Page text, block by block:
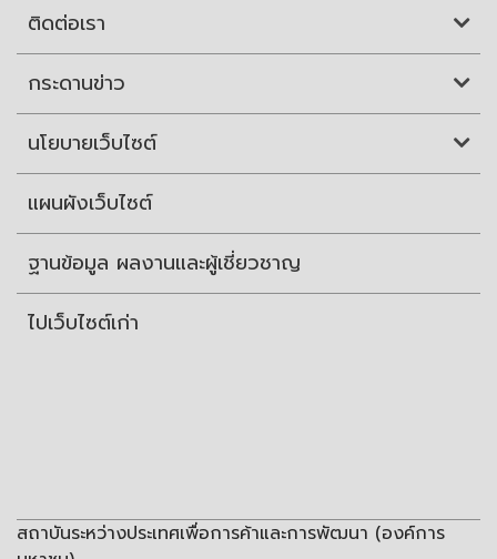
ติดต่อเรา
กระดานข่าว
นโยบายเว็บไซต์
แผนผังเว็บไซต์
ฐานข้อมูล ผลงานและผู้เชี่ยวชาญ
ไปเว็บไซต์เก่า
สถาบันระหว่างประเทศเพื่อการค้าและการพัฒนา (องค์การ